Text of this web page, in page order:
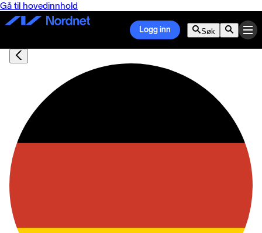
Gå til hovedinnhold
Logg inn Søk